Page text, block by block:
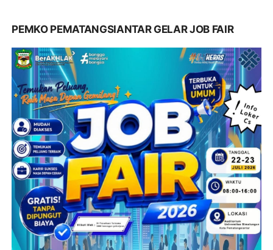
PEMKO PEMATANGSIANTAR GELAR JOB FAIR